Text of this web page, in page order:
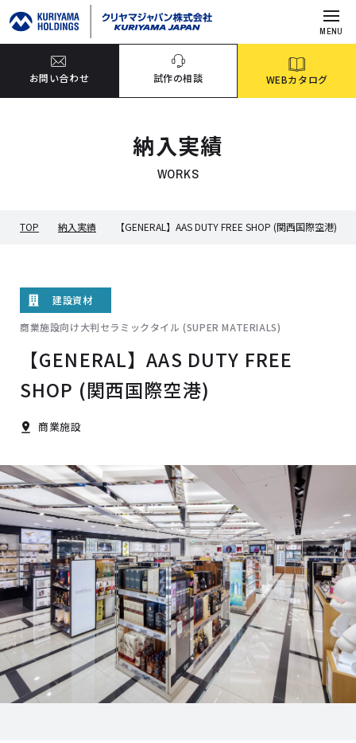
MENU
お問い合わせ 試作の相談 WEBカタログ
納入実績
WORKS
TOP 納入実績 【GENERAL】AAS DUTY FREE SHOP (関西国際空港)
建設資材
商業施設向け大判セラミックタイル (SUPER MATERIALS)
【GENERAL】AAS DUTY FREE
SHOP (関西国際空港)
商業施設